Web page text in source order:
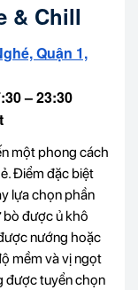
& Chill
Quận 1,
– 23:30
một phong cách
Điểm đặc biệt
lựa chọn phần
bò được ủ khô
nướng hoặc
mềm và vị ngọt
được tuyển chọn